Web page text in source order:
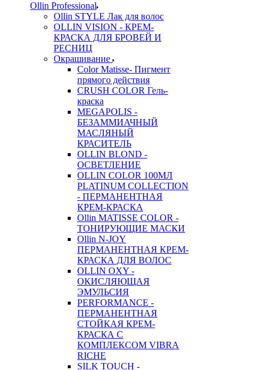
Ollin Professional
Ollin STYLE Лак для волос
OLLIN VISION - КРЕМ-
КРАСКА ДЛЯ БРОВЕЙ И
РЕСНИЦ
Окрашивание
Color Matisse- Пигмент
прямого действия
CRUSH COLOR Гель-
краска
MEGAPOLIS -
БЕЗАММИАЧНЫЙ
МАСЛЯНЫЙ
КРАСИТЕЛЬ
OLLIN BLOND -
ОСВЕТЛЕНИЕ
OLLIN COLOR 100МЛ
PLATINUM COLLECTION
- ПЕРМАНЕНТНАЯ
КРЕМ-КРАСКА
Ollin MATISSE COLOR -
ТОНИРУЮЩИЕ МАСКИ
Ollin N-JOY
ПЕРМАНЕНТНАЯ КРЕМ-
КРАСКА ДЛЯ ВОЛОС
OLLIN OXY -
ОКИСЛЯЮЩАЯ
ЭМУЛЬСИЯ
PERFORMANCE -
ПЕРМАНЕНТНАЯ
СТОЙКАЯ КРЕМ-
КРАСКА С
КОМПЛЕКСОМ VIBRA
RICHE
SILK TOUCH -